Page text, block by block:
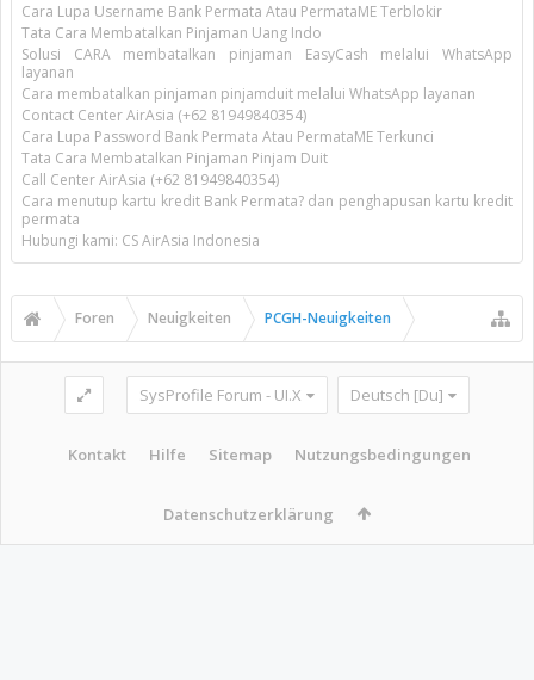
Cara Lupa Username Bank Permata Atau PermataME Terblokir
Tata Cara Membatalkan Pinjaman Uang Indo
Solusi CARA membatalkan pinjaman EasyCash melalui WhatsApp
layanan
Cara membatalkan pinjaman pinjamduit melalui WhatsApp layanan
Contact Center AirAsia (+62 81949840354)
Cara Lupa Password Bank Permata Atau PermataME Terkunci
Tata Cara Membatalkan Pinjaman Pinjam Duit
Call Center AirAsia (+62 81949840354)
Cara menutup kartu kredit Bank Permata? dan penghapusan kartu kredit
permata
Hubungi kami: CS AirAsia Indonesia
Foren Neuigkeiten PCGH-Neuigkeiten
SysProfile Forum - UI.X Deutsch [Du]
Kontakt Hilfe Sitemap Nutzungsbedingungen
Datenschutzerklärung